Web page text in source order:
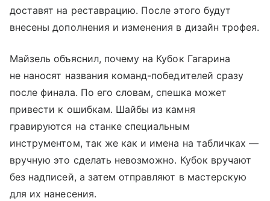
доставят на реставрацию. После этого будут
внесены дополнения и изменения в дизайн трофея.
Майзель объяснил, почему на Кубок Гагарина
не наносят названия команд-победителей сразу
после финала. По его словам, спешка может
привести к ошибкам. Шайбы из камня
гравируются на станке специальным
инструментом, так же как и имена на табличках —
вручную это сделать невозможно. Кубок вручают
без надписей, а затем отправляют в мастерскую
для их нанесения.